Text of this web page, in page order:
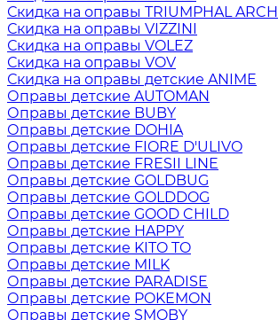
Скидка на оправы TRIUMPHAL ARCH
Скидка на оправы VIZZINI
Скидка на оправы VOLEZ
Скидка на оправы VOV
Скидка на оправы детские ANIME
Оправы детские AUTOMAN
Оправы детские BUBY
Оправы детские DOHIA
Оправы детские FIORE D'ULIVO
Оправы детские FRESII LINE
Оправы детские GOLDBUG
Оправы детские GOLDDOG
Оправы детские GOOD CHILD
Оправы детские HAPPY
Оправы детские KITO TO
Оправы детские MILK
Оправы детские PARADISE
Оправы детские POKEMON
Оправы детские SMOBY